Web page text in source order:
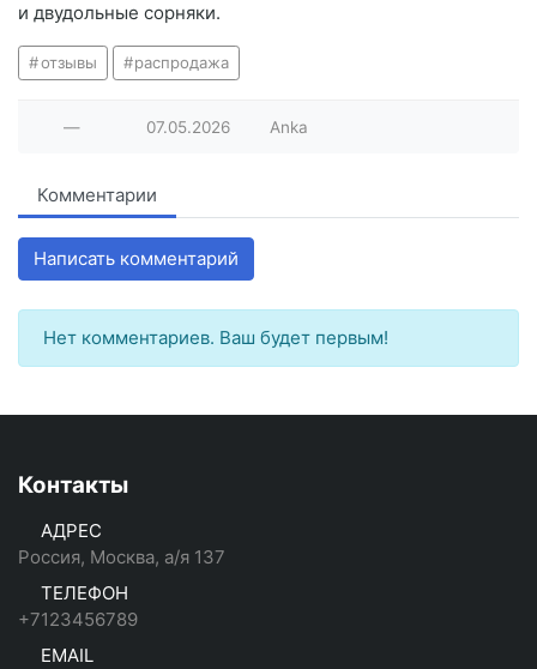
и двудольные сорняки.
отзывы распродажа
— 07.05.2026 Anka
Комментарии
Написать комментарий
Нет комментариев. Ваш будет первым!
Контакты
АДРЕС
Россия, Москва, а/я 137
ТЕЛЕФОН
+7123456789
EMAIL